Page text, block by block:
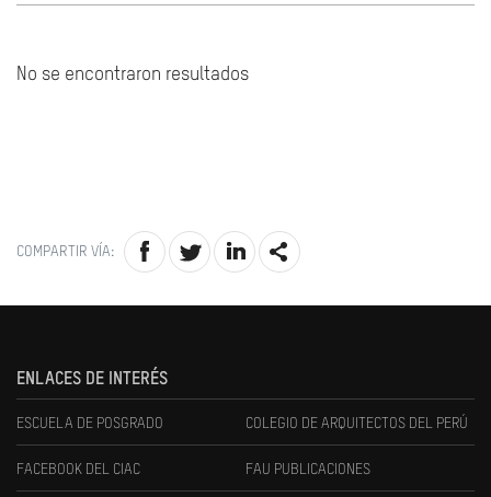
No se encontraron resultados
COMPARTIR VÍA:
ENLACES DE INTERÉS
ESCUELA DE POSGRADO COLEGIO DE ARQUITECTOS DEL PERÚ
FACEBOOK DEL CIAC FAU PUBLICACIONES